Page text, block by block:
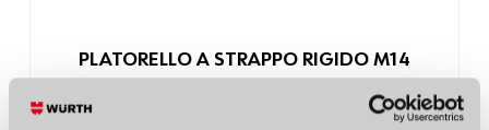
PLATORELLO A STRAPPO RIGIDO M14